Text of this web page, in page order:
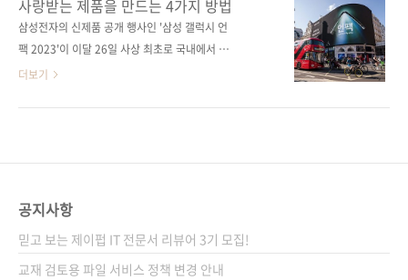
어 판매 방식에서 벗어나 구독 기반 모델로의 전
환을 위해 어도비는 내부적으로 얼마나 큰 변화
를 수용해야 했는지, 경영진과 팀 간의 협업이 어
떻게 이루어졌는지, 고객 데이터..
권을 빼앗길 수 있다. 실리콘밸리 프로덕트 그룹
의 마케팅 기법을 활용하면 고객 세분화, 제품 포
장에 출시하는 전략까지 세울 수 있다. 나아가 효
과적인 프로덕트 마케팅은 고객이 제품과 회사
이십사..
사랑받는 제품을 만드는 4가지 방법
삼성전자의 신제품 공개 행사인 '삼성 갤럭시 언
팩 2023'이 이달 26일 사상 최초로 국내에서 개
최됩니다. 글로벌 기업의 신제품 출시 행사이니
리는데, 한국의 고객은 밤을 새워 그 행사를 라이
등으로 제품을 구매하기 위해 전날 밤부터 줄을
서기도 하죠. 이 글로벌 기업들은 어떻게 고객이
더보기
공지사항
믿고 보는 제이펍 IT 전문서 리뷰어 3기 모집!
교재 검토용 파일 서비스 정책 변경 안내